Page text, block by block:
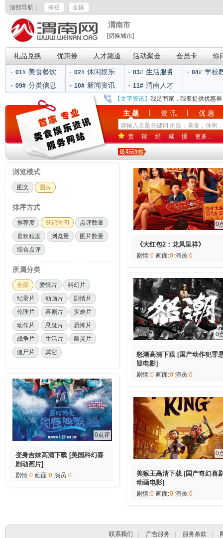
顶部导航： 择校 全国
渭南市
[切换城市]
礼品兑换 优惠券 人才频道 活动聚会 会员卡 你
01# 美食餐饮 02# 休闲娱乐 03# 生活服务 04# 学校
09# 分类信息 10# 新闻资讯 11# 渭南人才
【文字资讯】 我是商家，我要提供优惠
主 题 | 资 讯 | 优 惠
贵 辣 烂 咸 慢 更多...
浏览模式
图文 图片
排序方式
推荐度 登记时间
点评数量
喜欢程度
浏览量
图片数量
综合点评
所属分类
全部 爱情片
科幻片
纪录片
动画片
剧情片
伦理片
喜剧片
灾难片
动作片
悬疑片
恐怖片
战争片
生活片
幽灵片
僵尸片
其它
0点评
变身吉妹高清下载 [美国科幻喜
剧动画片]
剧情:0 画面:0 演员:0
0
《大红包2：龙凤呈祥》
剧情:0 画面:0 演员:0
0
怒潮高清下载 [国产动作犯罪
疑电影]
剧情:0 画面:0 演员:0
0
美猴王高清下载 [国产奇幻喜
动画电影]
剧情:0 画面:0 演员:0
联系我们 广告服务 服务条款